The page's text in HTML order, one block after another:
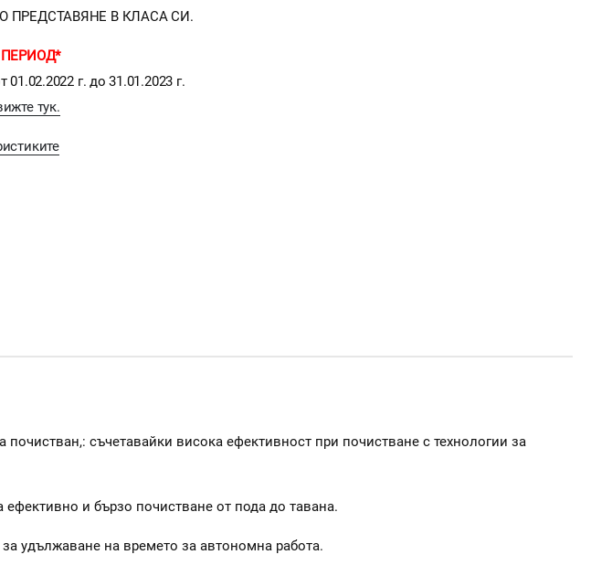
ПРЕДСТАВЯНЕ В КЛАСА СИ.
ПЕРИОД*
01.02.2022 г. до 31.01.2023 г.
тук.
съчетавайки висока ефективност при почистване с технологии за
и бързо почистване от пода до тавана.
удължаване на времето за автономна работа.